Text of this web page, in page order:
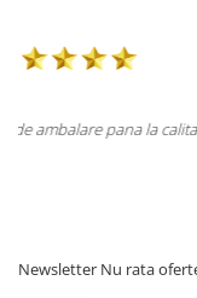
Totul la
Newsletter Nu rata